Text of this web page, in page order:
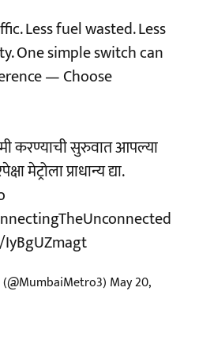
Less fuel wasted. Less
One simple switch can
— Choose
करण्याची सुरुवात आपल्या
मेट्रोला प्राधान्य द्या.
May 20,